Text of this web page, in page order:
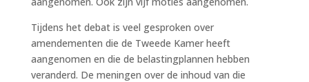
Tijdens het debat is veel gesproken over
amendementen die de Tweede Kamer heeft
aangenomen en die de belastingplannen hebben
veranderd. De meningen over de inhoud van die